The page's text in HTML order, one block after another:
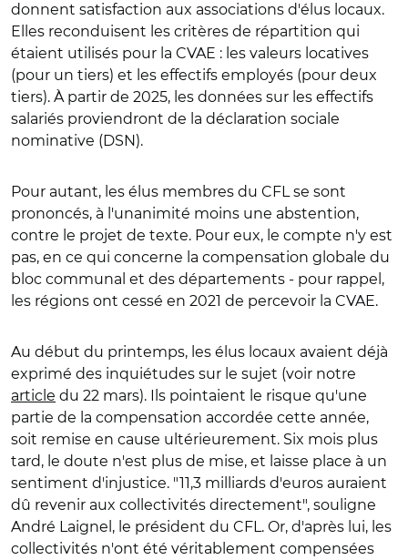
donnent satisfaction aux associations d'élus locaux.
Elles reconduisent les critères de répartition qui
étaient utilisés pour la CVAE : les valeurs locatives
(pour un tiers) et les effectifs employés (pour deux
tiers). À partir de 2025, les données sur les effectifs
salariés proviendront de la déclaration sociale
nominative (DSN).
Pour autant, les élus membres du CFL se sont
prononcés, à l'unanimité moins une abstention,
contre le projet de texte. Pour eux, le compte n'y est
pas, en ce qui concerne la compensation globale du
bloc communal et des départements - pour rappel,
les régions ont cessé en 2021 de percevoir la CVAE.
Au début du printemps, les élus locaux avaient déjà
exprimé des inquiétudes sur le sujet (voir notre
article du 22 mars). Ils pointaient le risque qu'une
partie de la compensation accordée cette année,
soit remise en cause ultérieurement. Six mois plus
tard, le doute n'est plus de mise, et laisse place à un
sentiment d'injustice. "11,3 milliards d'euros auraient
dû revenir aux collectivités directement", souligne
André Laignel, le président du CFL. Or, d'après lui, les
collectivités n'ont été véritablement compensées